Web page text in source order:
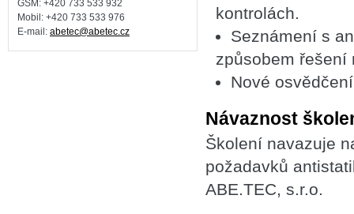
kontrolách.
Seznámení s
způsobem řešení
Nové
Návaznost
Školení navazuje
požadavků
ABE.TEC, s.r.o.
GSM: +420 733 533 932
Mobil: +420 733 533 976
E-mail: abetec@abetec.cz